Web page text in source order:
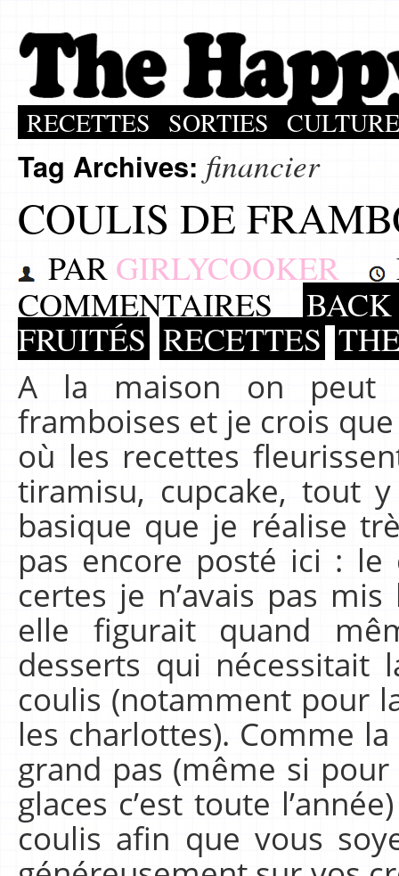
RECETTES SORTIES CULTURE
Tag Archives: financier
COULIS DE
PAR GIRLYCOOKER
COMMENTAIRES
FRUITÉS RECETTES
A la maison on peut
framboises et je crois
où les recettes
tiramisu, cupcake, tout
basique que je réalise
pas encore posté ici : le
certes je n’avais pas
elle figurait quand
desserts qui nécessitait
coulis (notamment pour
les charlottes). Comme
grand pas (même si
glaces c’est toute
coulis afin que vous